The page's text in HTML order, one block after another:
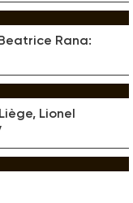
Rana:
Lionel